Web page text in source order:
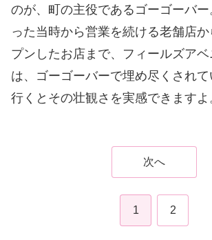
のが、町の主役であるゴーゴーバ
った当時から営業を続ける老舗店
プンしたお店まで、フィールズアベ
は、ゴーゴーバーで埋め尽くされ
行くとその壮観さを実感できますよ
次へ
1 2